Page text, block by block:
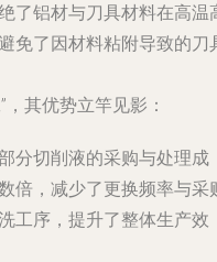
了铝材与刀具材料在高温
免了因材料粘附导致的刀
其优势立竿见影：
分切削液的采购与处理成
倍，减少了更换频率与采
工序，提升了整体生产效